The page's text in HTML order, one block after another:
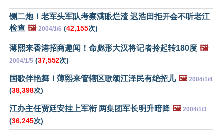
铡二炮！老军头军队考察满眼烂渣 迟浩田拒开会不听老江
检查 🖼️ 2004/1/6 (42,155次)
薄熙来香港招商趣闻！命彪形大汉将记者拎起转180度 🖼️
2004/1/5 (37,552次)
国歌伴艳舞！薄熙来管辖区歌颂江泽民有绝招儿 🖼️ 2004/1/4
(38,398次)
江办主任贾廷安挂上军衔 两集团军长明升暗降 🖼️ 2004/1/3
(36,245次)